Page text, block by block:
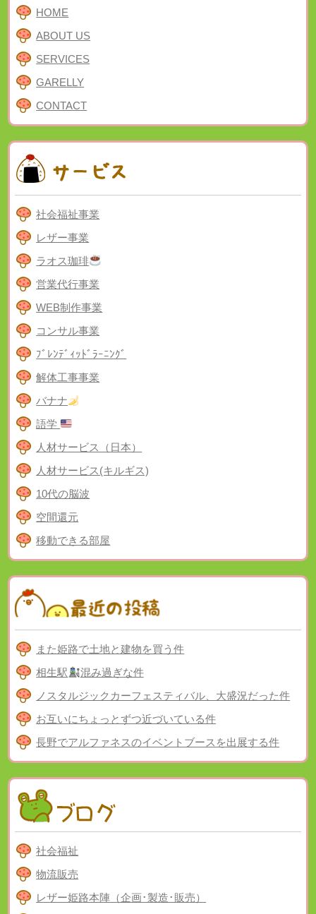
HOME
ABOUT US
SERVICES
GARELLY
CONTACT
社会福祉事業
レザー事業
ラオス珈琲
営業代行事業
WEB制作事業
コンサル事業
ﾌﾞﾚﾝﾃﾞｨｯﾄﾞﾗｰﾆﾝｸﾞ
解体工事事業
バナナ
語学
人材サービス（日本）
人材サービス(キルギス)
10代の脳波
空間還元
移動できる部屋
また姫路で土地と建物を買う件
相生駅
混み過ぎな件
ノスタルジックカーフェスティバル、大盛況だった件
お互いにちょっとずつ近づいている件
長野でアルファネスのイベントブースを出展する件
社会福祉
物流販売
レザー姫路本陣（企画･製造･販売）